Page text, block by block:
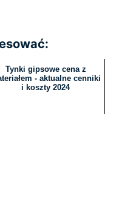
Tynki gipsowe cena z
- aktualne cenniki
i koszty 2024